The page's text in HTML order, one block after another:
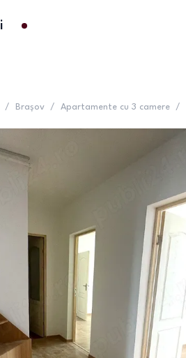
/ Brașov / Apartamente cu 3 camere /